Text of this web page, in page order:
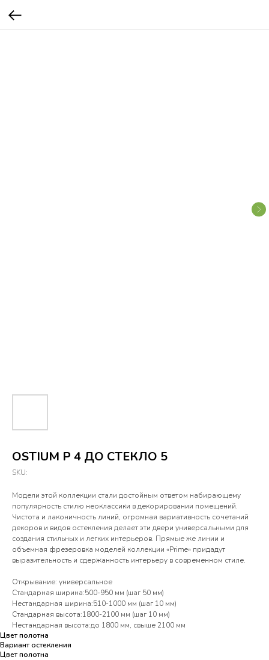
OSTIUM P 4 ДО СТЕКЛО 5
SKU:
Модели этой коллекции стали достойным ответом набирающему
популярность стилю неоклассики в декорировании помещений.
Чистота и лаконичность линий, огромная вариативность сочетаний
декоров и видов остекления делает эти двери универсальными для
создания стильных и легких интерьеров. Прямые же линии и
объемная фрезеровка моделей коллекции «Prime» придадут
выразительность и сдержанность интерьеру в современном стиле.
Открывание: универсальное
Стандарная ширина:500-950 мм (шаг 50 мм)
Нестандарная ширина:510-1000 мм (шаг 10 мм)
Стандарная высота:1800-2100 мм (шаг 10 мм)
Нестандарная высота:до 1800 мм, свыше 2100 мм
Цвет полотна
Вариант остекления
Цвет полотна